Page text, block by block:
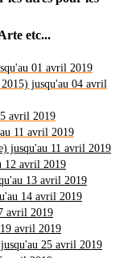
etc...
01 avril 2019
jusqu'au 04 avril
avril 2019
11 avril 2019
jusqu'au 11 avril 2019
12 avril 2019
13 avril 2019
14 avril 2019
avril 2019
avril 2019
25 avril 2019